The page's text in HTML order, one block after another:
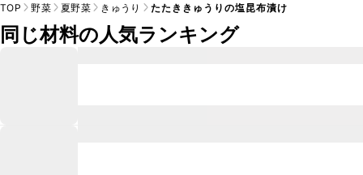
TOP 野菜 夏野菜 きゅうり たたききゅうりの塩昆布漬け
同じ材料の人気ランキング